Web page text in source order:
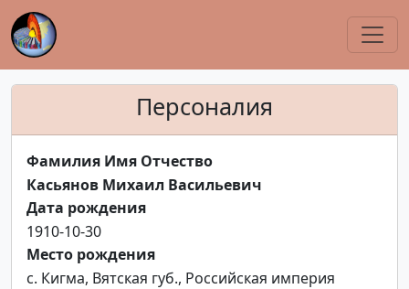
Персоналия
Фамилия Имя Отчество
Касьянов Михаил Васильевич
Дата рождения
1910-10-30
Место рождения
с. Кигма, Вятская губ., Российская империя